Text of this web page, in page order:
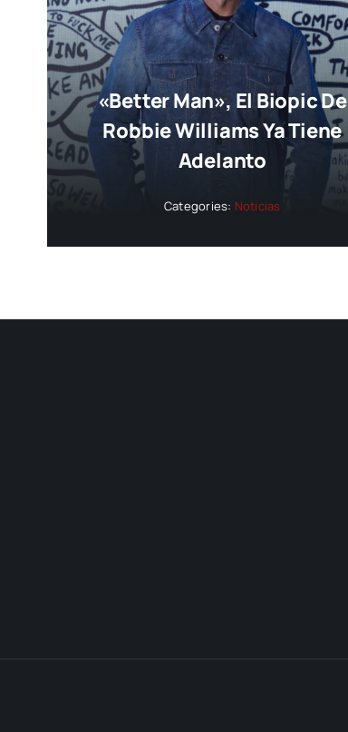
«Better Man», El Biopic De
Robbie Williams Ya Tiene
Adelanto
Categories: Noticias